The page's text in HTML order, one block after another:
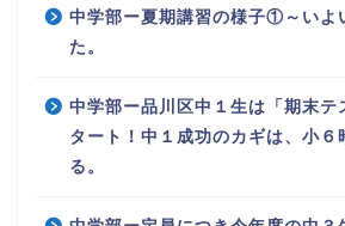
中学部ー夏期講習の様子①～いよ
た。
中学部ー品川区中１生は「期末テ
タート！中１成功のカギは、小６
る。